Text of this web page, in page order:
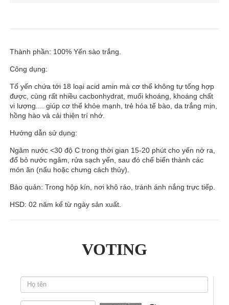
Thành phần: 100% Yến sào trắng.
Công dụng:
Tổ yến chứa tới 18 loại acid amin mà cơ thể không tự tổng hợp
được, cùng rất nhiều cacbonhydrat, muối khoáng, khoáng chất
vi lượng.... giúp cơ thể khỏe mạnh, trẻ hóa tế bào, da trắng mịn,
hồng hào và cải thiện trí nhớ.
Hướng dẫn sử dụng:
Ngâm nước <30 độ C trong thời gian 15-20 phút cho yến nở ra,
đổ bỏ nước ngâm, rửa sạch yến, sau đó chế biến thành các
món ăn (nấu hoặc chưng cách thủy).
Bảo quản: Trong hộp kín, nơi khô ráo, tránh ánh nắng trực tiếp.
HSD: 02 năm kể từ ngày sản xuất.
VOTING